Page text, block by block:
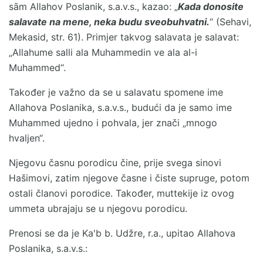
sām Allahov Poslanik, s.a.v.s., kazao: „Kada donosite
salavate na mene, neka budu sveobuhvatni.“ (Sehavi,
Mekasid, str. 61). Primjer takvog salavata je salavat:
„Allahume salli ala Muhammedin ve ala al-i
Muhammed“.
Također je važno da se u salavatu spomene ime
Allahova Poslanika, s.a.v.s., budući da je samo ime
Muhammed ujedno i pohvala, jer znači „mnogo
hvaljen“.
Njegovu časnu porodicu čine, prije svega sinovi
Hašimovi, zatim njegove časne i čiste supruge, potom
ostali članovi porodice. Također, muttekije iz ovog
ummeta ubrajaju se u njegovu porodicu.
Prenosi se da je Ka'b b. Udžre, r.a., upitao Allahova
Poslanika, s.a.v.s.: